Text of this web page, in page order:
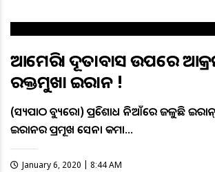
ଆମେରିକା ଦୂତାବାସ ଉପରେ
ରକ୍ତମୁଖା ଇରାନ !
(ସତ୍ୟପାଠ ବ୍ୟୁରୋ) ପ୍ରତିଶୋଧ ନିଆଁରେ ଜଳୁଛି ଇରାନ୍
ଇରାନର ପ୍ରମୂଖ ସେନା କମା…
January 6, 2020 | 8:44 AM